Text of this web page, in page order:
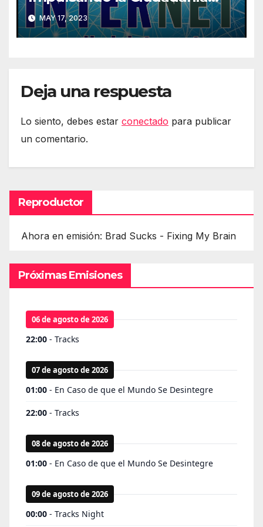
Digital
MAY 17, 2023
Deja una respuesta
Lo siento, debes estar conectado para publicar
un comentario.
Reproductor
Ahora en emisión: Brad Sucks - Fixing My Brain
Próximas Emisiones